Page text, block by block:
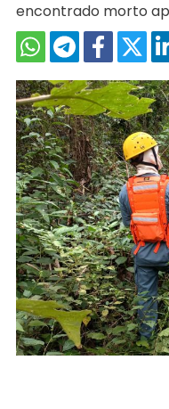
encontrado morto